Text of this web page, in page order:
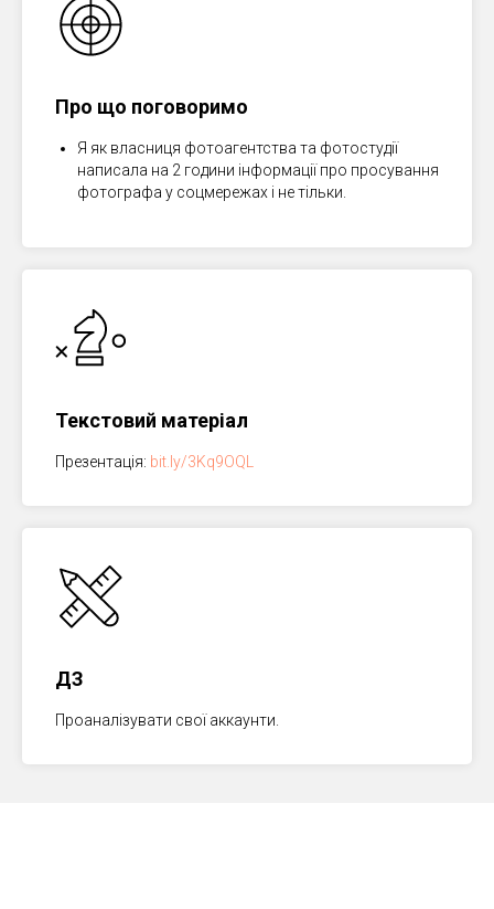
Про що поговоримо
Я як власниця фотоагентства та фотостудії
написала на 2 години інформації про просування
фотографа у соцмережах і не тільки.
Текстовий матеріал
Презентація: bit.ly/3Kq9OQL
ДЗ
Проаналізувати свої аккаунти.